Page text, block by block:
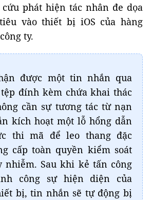
phát hiện tác nhân đe dọa
vào thiết bị iOS của hàng
ty.
được một tin nhắn qua
đính kèm chứa khai thác
cần sự tương tác từ nạn
kích hoạt một lỗ hổng dẫn
thi mã để leo thang đặc
cấp toàn quyền kiểm soát
Sau khi kẻ tấn công
công sự hiện diện của
bị, tin nhắn sẽ tự động bị